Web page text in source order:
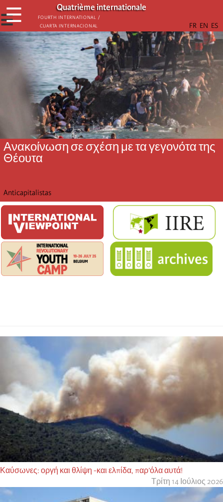
Παράκαμψη
προς
το
κυρίως
περιεχόμενο
Quatrième internationale
Fourth International /
Cuarta Internacional
☰
☰
Ανακοίνωση σε σχέση με τα γεγονότα της
Θέουτα
Anticapitalistas
Καύσωνες: οργή και θλίψη -και ελπίδα, παρ’όλα αυτά!
Τρίτη 14 Ιούλιος 2026